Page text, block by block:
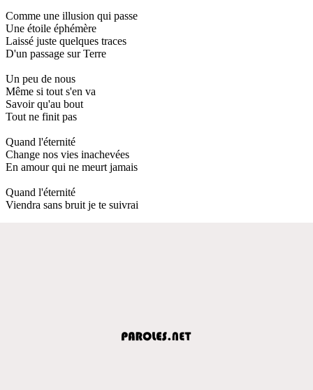
Comme une illusion qui passe
Une étoile éphémère
Laissé juste quelques traces
D'un passage sur Terre
Un peu de nous
Même si tout s'en va
Savoir qu'au bout
Tout ne finit pas
Quand l'éternité
Change nos vies inachevées
En amour qui ne meurt jamais
Quand l'éternité
Viendra sans bruit je te suivrai